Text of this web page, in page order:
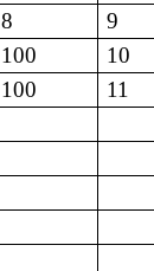
8
9
100
10
100
11